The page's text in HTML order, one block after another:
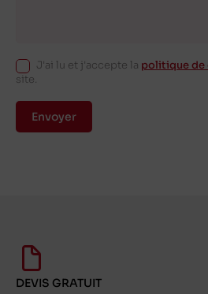
J'ai lu et j'accepte la politique
site.
Envoyer
DEVIS GRATUIT